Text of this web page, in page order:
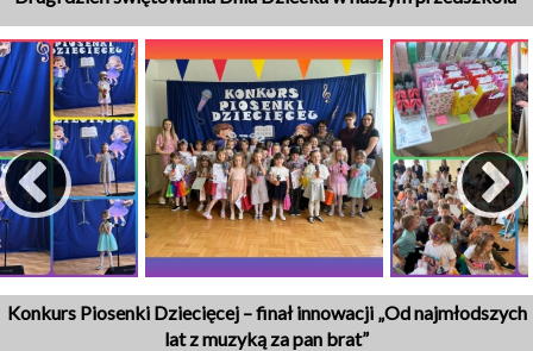
Konkurs Piosenki Dziecięcej – finał innowacji „Od najmłodszych
lat z muzyką za pan brat”